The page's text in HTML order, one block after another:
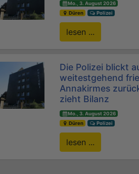
Mo., 3. August 2026
Düren
Polizei
lesen ...
Die Polizei blickt
weitestgehend
Annakirmes
zieht Bilanz
Mo., 3. August 2026
Düren
Polizei
lesen ...